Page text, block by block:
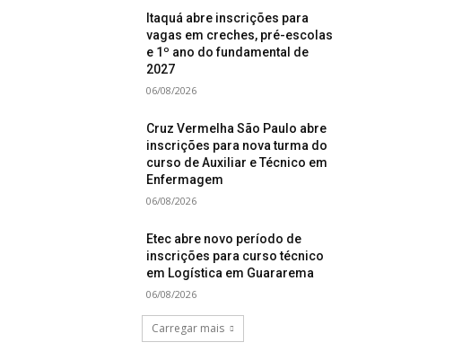
Itaquá abre inscrições para
vagas em creches, pré-escolas
e 1º ano do fundamental de
2027
06/08/2026
Cruz Vermelha São Paulo abre
inscrições para nova turma do
curso de Auxiliar e Técnico em
Enfermagem
06/08/2026
Etec abre novo período de
inscrições para curso técnico
em Logística em Guararema
06/08/2026
Carregar mais